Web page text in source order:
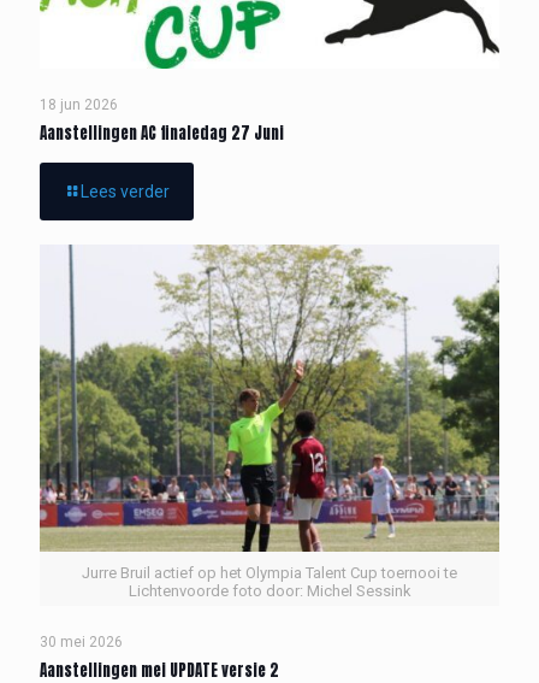
18 jun 2026
Aanstellingen AC finaledag 27 Juni
Lees verder
Jurre Bruil actief op het Olympia Talent Cup toernooi te
Lichtenvoorde foto door: Michel Sessink
30 mei 2026
Aanstellingen mei UPDATE versie 2